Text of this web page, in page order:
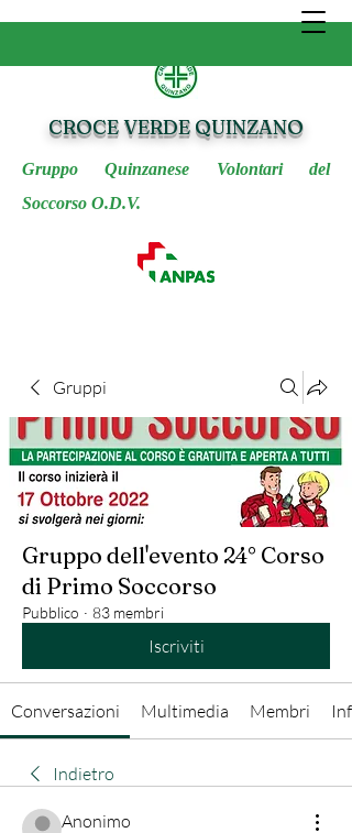
CROCE VERDE QUINZANO
Gruppo Quinzanese Volontari del
Soccorso O.D.V.
Gruppi
Gruppo dell'evento 24° Corso
di Primo Soccorso
Pubblico · 83 membri
Iscriviti
Conversazioni Multimedia Membri Info
Indietro
Anonimo